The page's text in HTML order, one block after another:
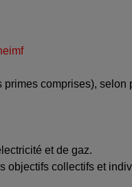
comprises),
et de gaz.
objectifs collectifs et